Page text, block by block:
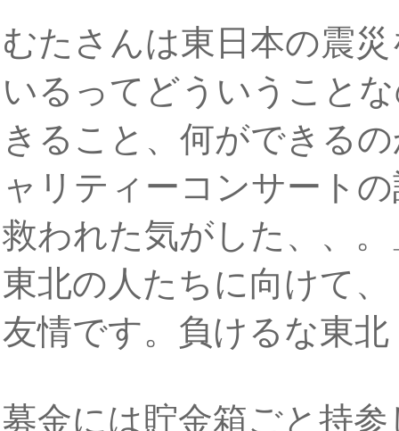
むたさんは東日本の震
いるってどういうこと
きること、何ができる
ャリティーコンサート
救われた気がした、、
東北の人たちに向けて
友情です。負けるな東
募金には貯金箱ごと持